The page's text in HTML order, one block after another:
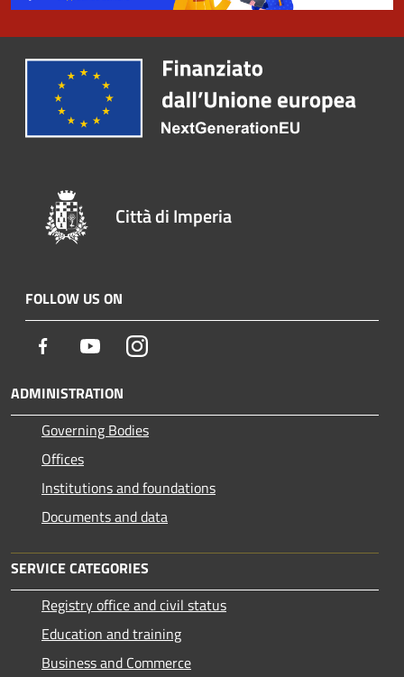
Città di Imperia
FOLLOW US ON
Facebook YoutubeInstagram
ADMINISTRATION
Governing Bodies
Offices
Institutions and foundations
Documents and data
SERVICE CATEGORIES
Registry office and civil status
Education and training
Business and Commerce